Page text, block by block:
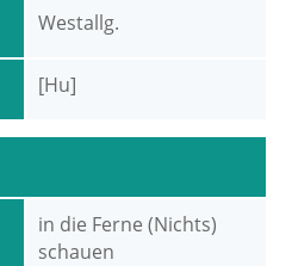
Westallg.
[Hu]
in die Ferne (Nichts)
schauen